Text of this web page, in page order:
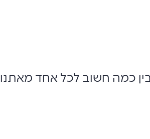
כמה חשוב לכל אחד מאתנו